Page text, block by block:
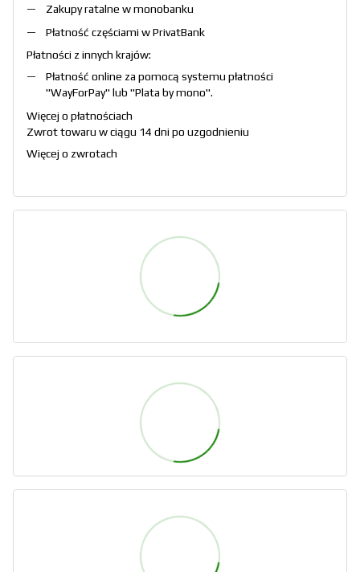
Zakupy ratalne w monobanku
Płatność częściami w PrivatBank
Płatności z innych krajów:
Płatność online za pomocą systemu płatności
"WayForPay" lub "Plata by mono".
Więcej o płatnościach
Zwrot towaru w ciągu 14 dni po uzgodnieniu
Więcej o zwrotach